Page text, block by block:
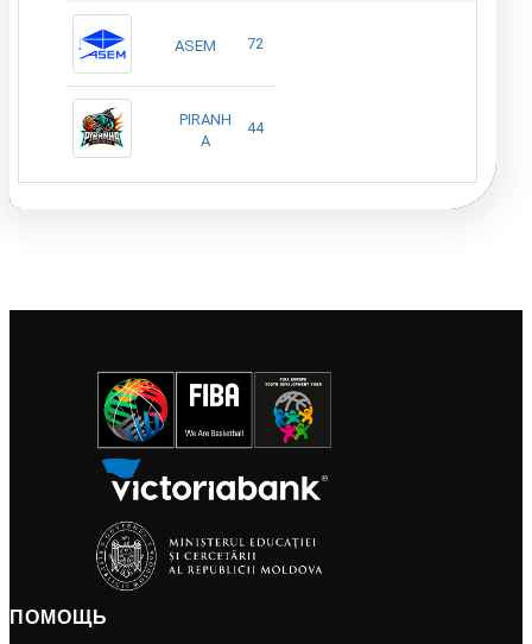
ASEM 72
PIRANH
A
44
ПОМОЩЬ